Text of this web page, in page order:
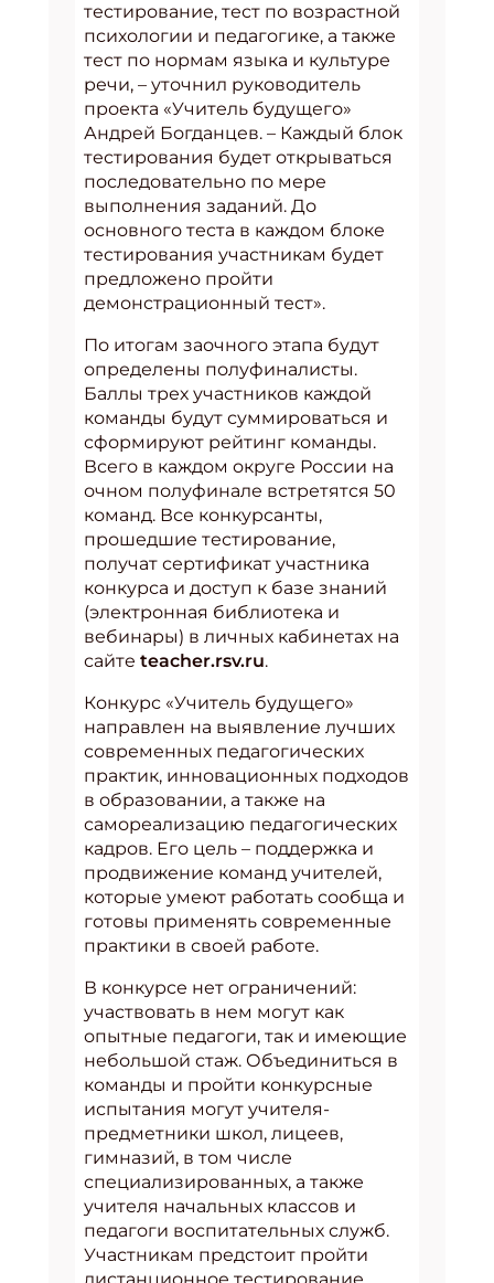
тестирование, тест по возрастной
психологии и педагогике, а также
тест по нормам языка и культуре
речи, – уточнил руководитель
проекта «Учитель будущего»
Андрей Богданцев. – Каждый блок
тестирования будет открываться
последовательно по мере
выполнения заданий. До
основного теста в каждом блоке
тестирования участникам будет
предложено пройти
демонстрационный тест».
По итогам заочного этапа будут
определены полуфиналисты.
Баллы трех участников каждой
команды будут суммироваться и
сформируют рейтинг команды.
Всего в каждом округе России на
очном полуфинале встретятся 50
команд. Все конкурсанты,
прошедшие тестирование,
получат сертификат участника
конкурса и доступ к базе знаний
(электронная библиотека и
вебинары) в личных кабинетах на
сайте teacher.rsv.ru.
Конкурс «Учитель будущего»
направлен на выявление лучших
современных педагогических
практик, инновационных подходов
в образовании, а также на
самореализацию педагогических
кадров. Его цель – поддержка и
продвижение команд учителей,
которые умеют работать сообща и
готовы применять современные
практики в своей работе.
В конкурсе нет ограничений:
участвовать в нем могут как
опытные педагоги, так и имеющие
небольшой стаж. Объединиться в
команды и пройти конкурсные
испытания могут учителя-
предметники школ, лицеев,
гимназий, в том числе
специализированных, а также
учителя начальных классов и
педагоги воспитательных служб.
Участникам предстоит пройти